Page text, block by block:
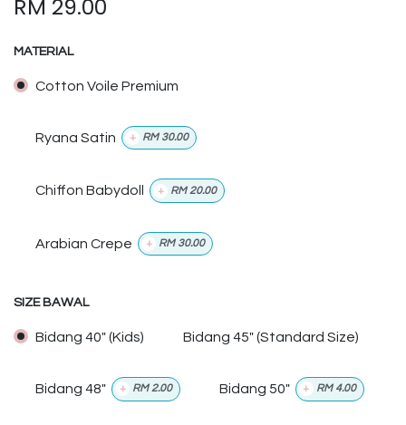
RM 29.00
MATERIAL
Cotton Voile Premium
Ryana Satin + RM 30.00
Chiffon Babydoll + RM 20.00
Arabian Crepe + RM 30.00
SIZE BAWAL
Bidang 40" (Kids) Bidang 45" (Standard Size)
Bidang 48" + RM2.00 Bidang 50" + RM 4.00